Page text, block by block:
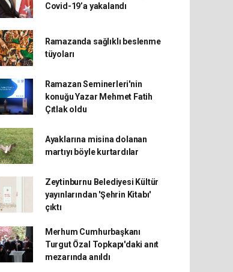
Covid-19’a yakalandı
Ramazanda sağlıklı beslenme
tüyoları
Ramazan Seminerleri'nin
konuğu Yazar Mehmet Fatih
Çıtlak oldu
Ayaklarına misina dolanan
martıyı böyle kurtardılar
Zeytinburnu Belediyesi Kültür
yayınlarından 'Şehrin Kitabı'
çıktı
Merhum Cumhurbaşkanı
Turgut Özal Topkapı'daki anıt
mezarında anıldı